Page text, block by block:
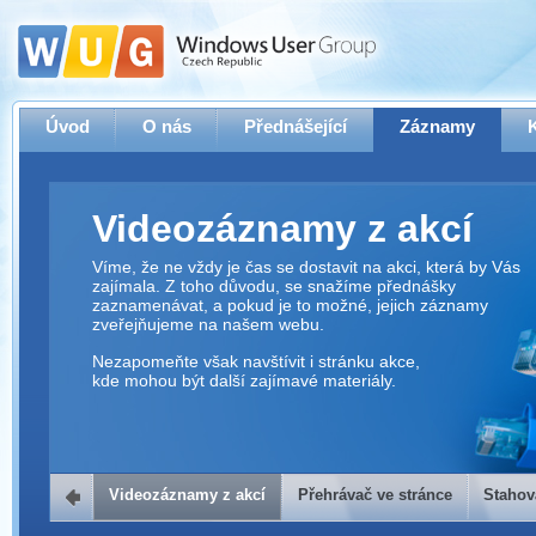
Úvod O nás Přednášející Záznamy
Videozáznamy z akcí
Víme, že ne vždy je čas se dostavit na akci, která by Vás
zajímala. Z toho důvodu, se snažíme přednášky
zaznamenávat, a pokud je to možné, jejich záznamy
zveřejňujeme na našem webu.
Nezapomeňte však navštívit i stránku akce,
kde mohou být další zajímavé materiály.
Přehrávač ve stránce
Videozáznamy z akcí Přehrávač ve stránce